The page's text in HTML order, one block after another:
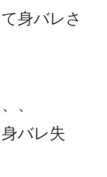
身バレさ
、
バレ失